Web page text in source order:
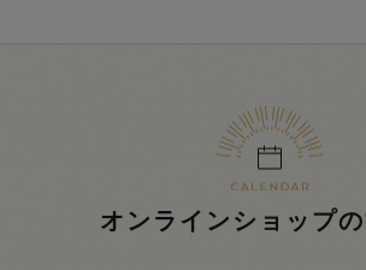
オンラインショップの